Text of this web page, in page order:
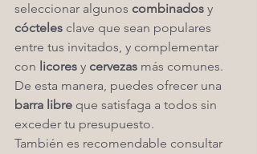
seleccionar algunos combinados y
cócteles clave que sean populares
entre tus invitados, y complementar
con licores y cervezas más comunes.
De esta manera, puedes ofrecer una
barra libre que satisfaga a todos sin
exceder tu presupuesto.
También es recomendable consultar